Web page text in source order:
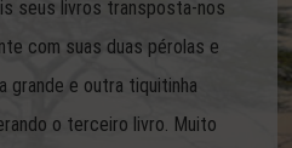
seus livros transposta-nos
com suas duas pérolas e
grande e outra tiquitinha
o terceiro livro. Muito